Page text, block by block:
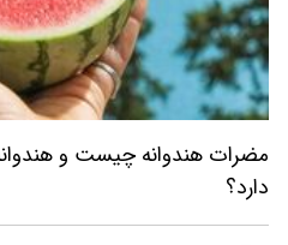
مضرات هندوانه چیست و
دارد؟